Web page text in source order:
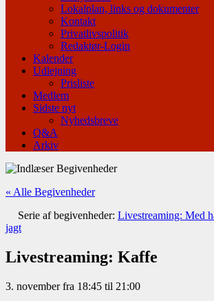
Lokalplan, links og dokumenter
Kontakt
Privatlivspolitik
Redaktør-Login
Kalender
Udlejning
Prisliste
Medlem
Sidste nyt
Nyhedsbreve
Q&A
Arkiv
« Alle Begivenheder
Serie af begivenheder: Livestreaming: Med
jagt
Livestreaming: Kaffe
3. november fra 18:45 til 21:00